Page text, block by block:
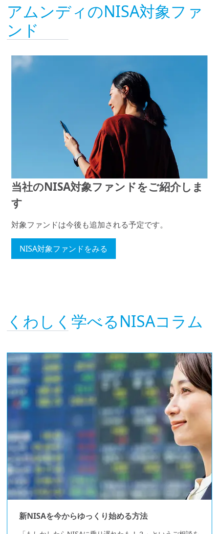
アムンディのNISA対象ファ
ンド
当社のNISA対象ファンドをご紹介しま
す
対象ファンドは今後も追加される予定です。
NISA対象ファンドをみる
くわしく学べるNISAコラム
新NISAを今からゆっくり始める方法